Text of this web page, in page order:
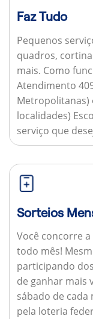
Faz Tudo
Pequenos
quadros,
mais. Como
Atendimento
Metropolitanas)
localidades)
serviço que
Sorteios
Você concorre
todo mês!
participando
de ganhar mais
sábado de cada
pela loteria